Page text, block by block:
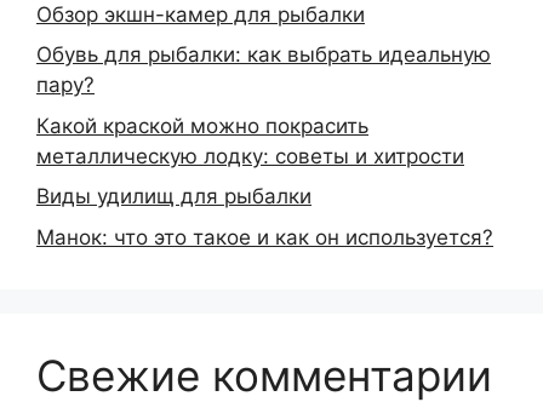
Обзор экшн-камер для рыбалки
Обувь для рыбалки: как выбрать идеальную
пару?
Какой краской можно покрасить
металлическую лодку: советы и хитрости
Виды удилищ для рыбалки
Манок: что это такое и как он используется?
Свежие комментарии